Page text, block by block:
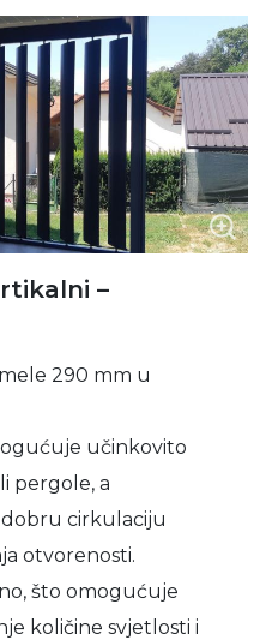
–
290 mm u
učinkovito
pergole, a
cirkulaciju
otvorenosti.
što omogućuje
količine svjetlosti i